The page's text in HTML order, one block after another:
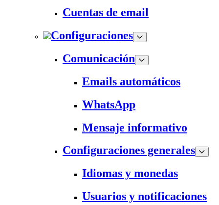
Cuentas de email
Configuraciones
Comunicación
Emails automáticos
WhatsApp
Mensaje informativo
Configuraciones generales
Idiomas y monedas
Usuarios y notificaciones